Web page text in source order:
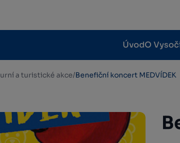
ÚvodO
a turistické akce/Benefiční koncert MEDVÍDEK